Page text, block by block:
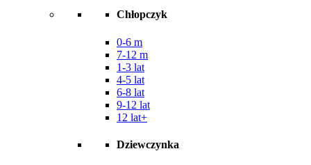
Chłopczyk
0-6 m
7-12 m
1-3 lat
4-5 lat
6-8 lat
9-12 lat
12 lat+
Dziewczynka